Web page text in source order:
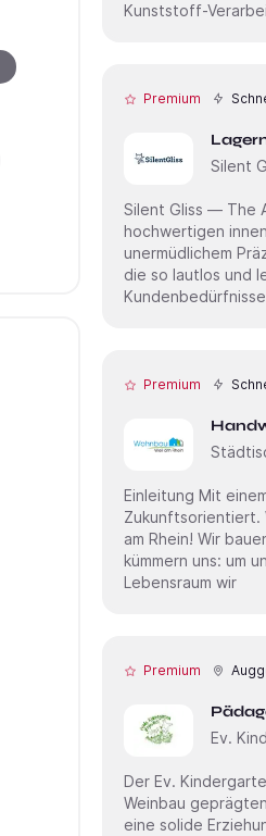
Kunststoff-
Premium
Silent
Silent Gliss — The Architects of Silence Silent
hochwertigen
unermüdlichem
die so lautlos und
Premium
Einleitung Mit einem starken Team an Ihrer Seite – in Weil am Rhein! Sozial. Kundennah. Ökologisch.
Zukunftsorientiert.
am Rhein! Wir
kümmern uns: um
Lebensraum wir
Premium
Ev.
Der Ev.
Weinbau
eine solide